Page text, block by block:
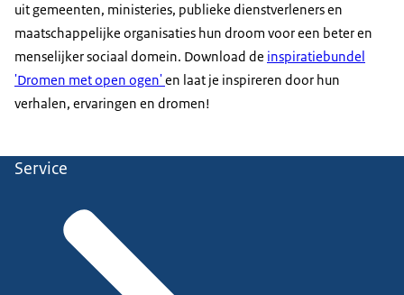
uit gemeenten, ministeries, publieke dienstverleners en
maatschappelijke organisaties hun droom voor een beter en
menselijker sociaal domein. Download de inspiratiebundel
'Dromen met open ogen'en laat je inspireren door hun
verhalen, ervaringen en dromen!
Service